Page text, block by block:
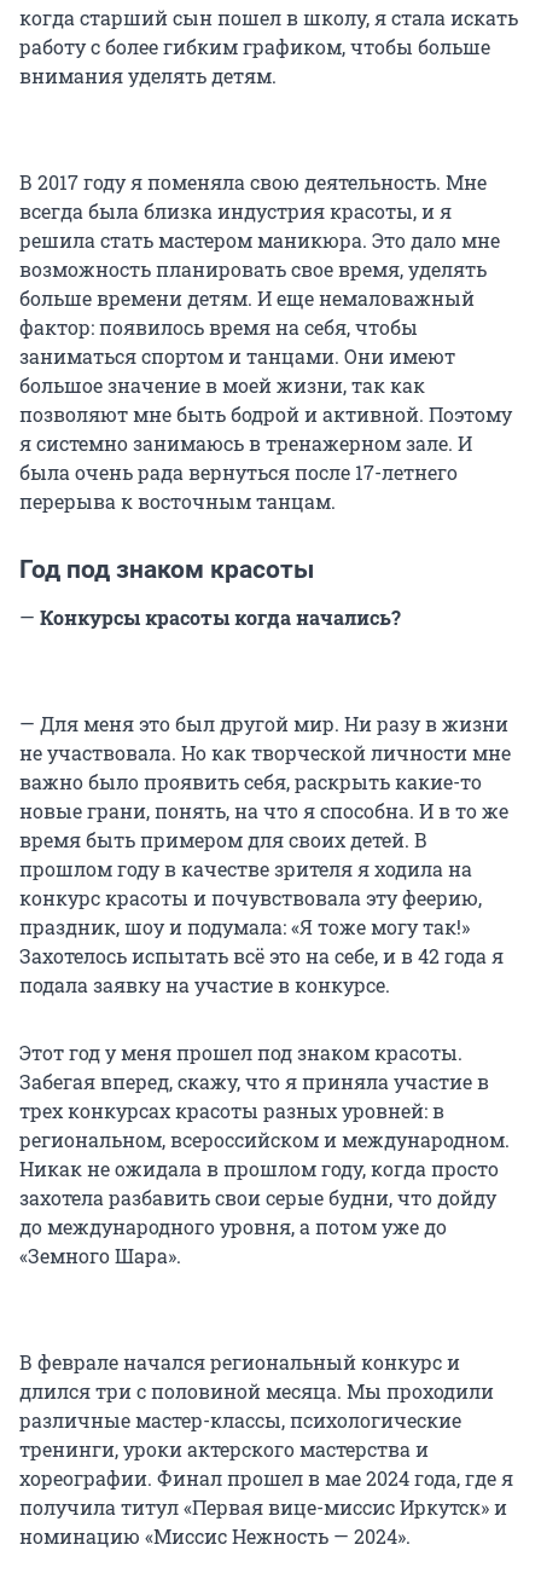
когда старший сын пошел в школу, я стала искать
работу с более гибким графиком, чтобы больше
внимания уделять детям.
В 2017 году я поменяла свою деятельность. Мне
всегда была близка индустрия красоты, и я
решила стать мастером маникюра. Это дало мне
возможность планировать свое время, уделять
больше времени детям. И еще немаловажный
фактор: появилось время на себя, чтобы
заниматься спортом и танцами. Они имеют
большое значение в моей жизни, так как
позволяют мне быть бодрой и активной. Поэтому
я системно занимаюсь в тренажерном зале. И
была очень рада вернуться после 17-летнего
перерыва к восточным танцам.
Год под знаком красоты
— Конкурсы красоты когда начались?
— Для меня это был другой мир. Ни разу в жизни
не участвовала. Но как творческой личности мне
важно было проявить себя, раскрыть какие-то
новые грани, понять, на что я способна. И в то же
время быть примером для своих детей. В
прошлом году в качестве зрителя я ходила на
конкурс красоты и почувствовала эту феерию,
праздник, шоу и подумала: «Я тоже могу так!»
Захотелось испытать всё это на себе, и в 42 года я
подала заявку на участие в конкурсе.
Этот год у меня прошел под знаком красоты.
Забегая вперед, скажу, что я приняла участие в
трех конкурсах красоты разных уровней: в
региональном, всероссийском и международном.
Никак не ожидала в прошлом году, когда просто
захотела разбавить свои серые будни, что дойду
до международного уровня, а потом уже до
«Земного Шара».
В феврале начался региональный конкурс и
длился три с половиной месяца. Мы проходили
различные мастер-классы, психологические
тренинги, уроки актерского мастерства и
хореографии. Финал прошел в мае 2024 года, где я
получила титул «Первая вице-миссис Иркутск» и
номинацию «Миссис Нежность — 2024».